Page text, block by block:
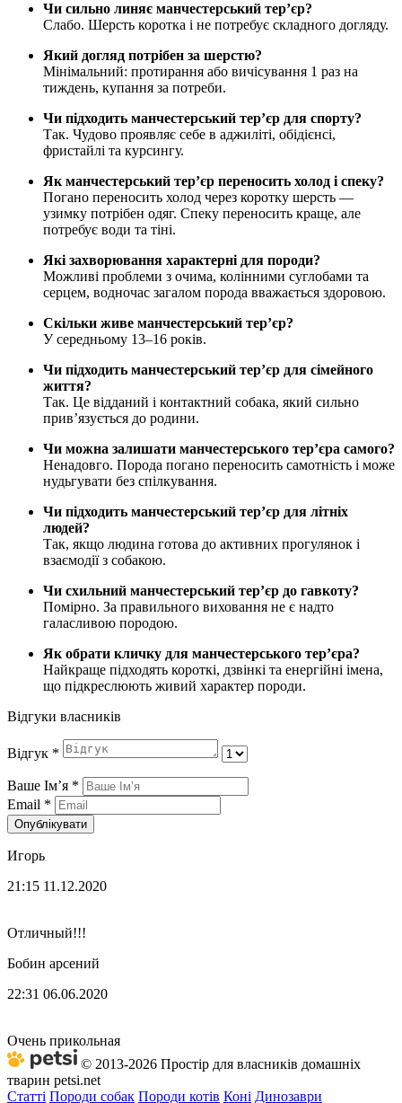
Чи сильно линяє манчестерський тер’єр?
Слабо. Шерсть коротка і не потребує складного догляду.
Який догляд потрібен за шерстю?
Мінімальний: протирання або вичісування 1 раз на
тиждень, купання за потреби.
Чи підходить манчестерський тер’єр для спорту?
Так. Чудово проявляє себе в аджиліті, обідієнсі,
фристайлі та курсингу.
Як манчестерський тер’єр переносить холод і спеку?
Погано переносить холод через коротку шерсть —
узимку потрібен одяг. Спеку переносить краще, але
потребує води та тіні.
Які захворювання характерні для породи?
Можливі проблеми з очима, колінними суглобами та
серцем, водночас загалом порода вважається здоровою.
Скільки живе манчестерський тер’єр?
У середньому 13–16 років.
Чи підходить манчестерський тер’єр для сімейного
життя?
Так. Це відданий і контактний собака, який сильно
прив’язується до родини.
Чи можна залишати манчестерського тер’єра самого?
Ненадовго. Порода погано переносить самотність і може
нудьгувати без спілкування.
Чи підходить манчестерський тер’єр для літніх
людей?
Так, якщо людина готова до активних прогулянок і
взаємодії з собакою.
Чи схильний манчестерський тер’єр до гавкоту?
Помірно. За правильного виховання не є надто
галасливою породою.
Як обрати кличку для манчестерського тер’єра?
Найкраще підходять короткі, дзвінкі та енергійні імена,
що підкреслюють живий характер породи.
Відгуки власників
Відгук *
Ваше Імʼя *
Email *
Опублікувати
Игорь
21:15 11.12.2020
Отличный!!!
Бобин арсений
22:31 06.06.2020
Очень прикольная
© 2013-2026 Простір для власників домашніх
тварин petsi.net
Статті Породи собак Породи котів Коні Динозаври